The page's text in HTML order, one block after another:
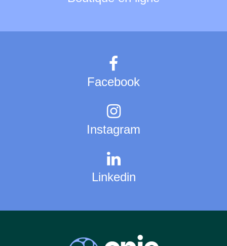
Facebook
Instagram
Linkedin